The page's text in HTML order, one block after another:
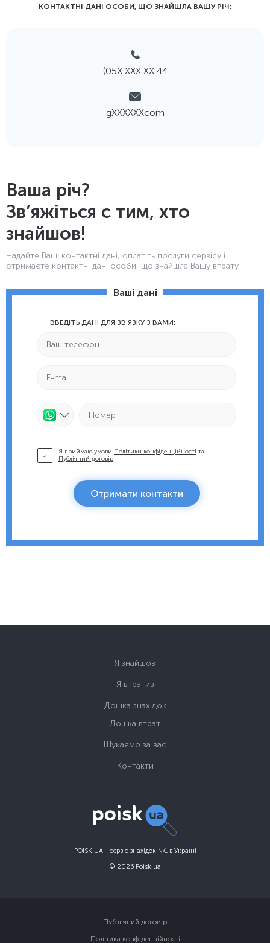
КОНТАКТНІ ДАНІ ОСОБИ, ЩО ЗНАЙШЛА ВАШУ РIЧ:
(05Х ХХХ ХХ 44
gХХХХХХcom
Ваша річ?
Зв’яжіться с тим, хто
знайшов!
Надайте Ваші контактнi дані, оплатіть послуги сервісу і
отримаєте контактні дані особи, що знайшла Вашу втрату.
Ваші дані
ВВЕДІТЬ ДАНІ ДЛЯ ЗВ'ЯЗКУ З ВАМИ:
Я приймаю умови Політики конфіденційності та
Публічний договір
Отримати контакти
POISK.UA - сервіс знахідок №1 в Україні
© 2026 Poisk.ua
Я знайшов
Я втратив
Дошка знахідок
Дошка втрат
Шукаємо за вас
Контакти
Публічний договір
Політика конфіденційності